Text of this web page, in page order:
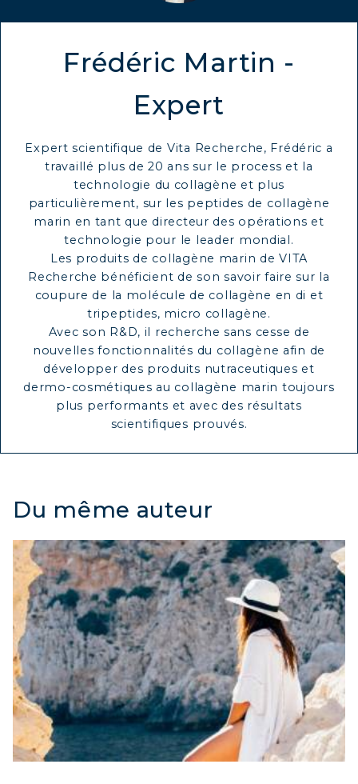
Frédéric Martin -
Expert
Expert scientifique de Vita Recherche, Frédéric a
travaillé plus de 20 ans sur le process et la
technologie du collagène et plus
particulièrement, sur les peptides de collagène
marin en tant que directeur des opérations et
technologie pour le leader mondial.
Les produits de collagène marin de VITA
Recherche bénéficient de son savoir faire sur la
coupure de la molécule de collagène en di et
tripeptides, micro collagène.
Avec son R&D, il recherche sans cesse de
nouvelles fonctionnalités du collagène afin de
développer des produits nutraceutiques et
dermo-cosmétiques au collagène marin toujours
plus performants et avec des résultats
scientifiques prouvés.
Du même auteur